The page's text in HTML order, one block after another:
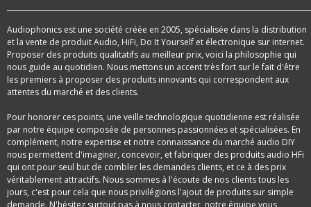
Audiophonics est une société créée en 2005, spécialisée dans la distribution
et la vente de produit Audio, HiFi, Do It Yourself et électronique sur internet.
Proposer des produits qualitatifs au meilleur prix, voici la philosophie qui
nous guide au quotidien. Nous mettons un accent très fort sur le fait d'être
les premiers à proposer des produits innovants qui correspondent aux
attentes du marché et des clients.
Pour honorer ces points, une veille technologique quotidienne est réalisée
par notre équipe composée de personnes passionnées et spécialisées. En
complément, notre expertise et notre connaissance du marché audio DIY
nous permettent d'imaginer, concevoir, et fabriquer des produits audio HFi
qui ont pour seul but de combler les demandes clients, et ce à des prix
véritablement attractifs. Nous sommes à l'écoute de nos clients tous les
jours, c'est pour cela que nous privilégions l'ajout de produits sur simple
demande. N'hésitez surtout pas à nous contacter, notre équipe vous